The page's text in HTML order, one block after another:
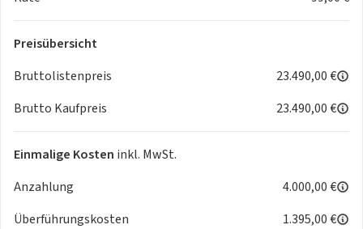
- Fahrerairbag
- Lederlenkrad
- Servolenkung
EXTERIEUR
- beheizte Aussenspiegel
SONSTIGE AUSSTATTUNGEN
Preisübersicht
Bruttolistenpreis
23.490,00 €
Brutto Kaufpreis
23.490,00 €
Einmalige Kosten inkl. MwSt.
Anzahlung
4.000,00 €
Überführungskosten
1.395,00 €